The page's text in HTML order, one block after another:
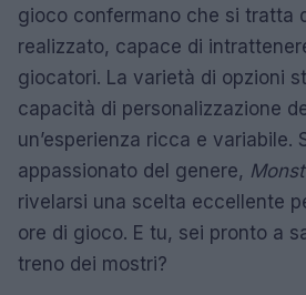
gioco confermano che si tratta
realizzato, capace di
giocatori. La varietà di opzioni
capacità di personalizzazione
un’esperienza ricca e variabile.
appassionato del genere,
rivelarsi una scelta eccellente
ore di gioco. E tu, sei pronto a
treno dei mostri?